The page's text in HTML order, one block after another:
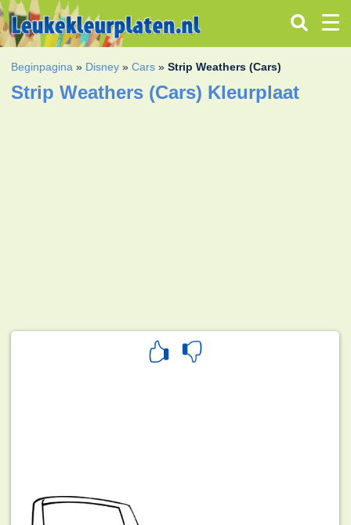
Beginpagina » Disney »Cars »Strip Weathers (Cars)
Strip Weathers (Cars) Kleurplaat